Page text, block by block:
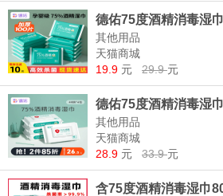
德佑75度酒精消毒湿
其他用品
天猫商城
19.9 元 29.9元
德佑75度酒精消毒湿
其他用品
天猫商城
28.9 元 33.9元
含75度酒精消毒湿巾